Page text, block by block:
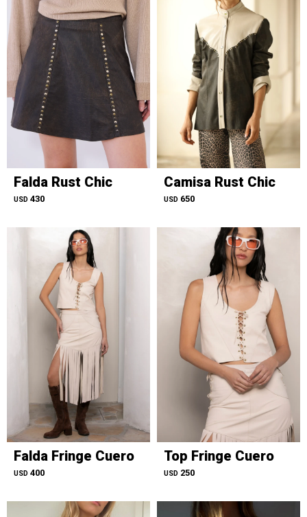
Falda Rust Chic
USD 430
Camisa Rust Chic
USD 650
Falda Fringe Cuero
USD 400
Top Fringe Cuero
USD 250